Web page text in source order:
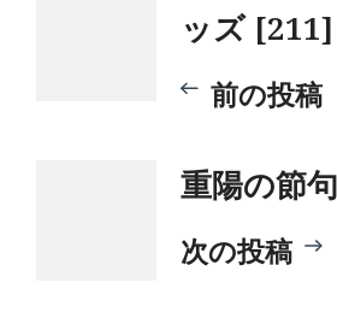
ッズ [211]
前の投稿
重陽の節
次の投稿